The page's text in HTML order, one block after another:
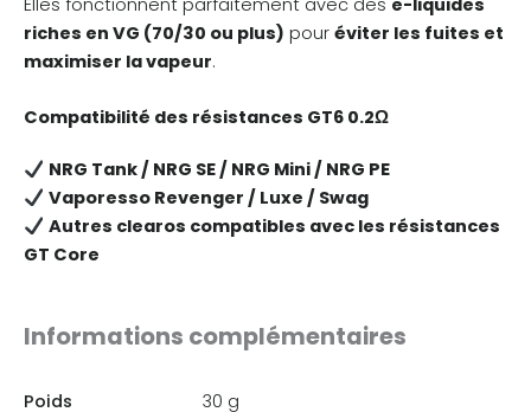
riches en VG (70/30 ou plus) pour éviter les fuites et
maximiser la vapeur.
Compatibilité des résistances GT6 0.2Ω
NRG Tank / NRG SE / NRG Mini / NRG PE
Vaporesso Revenger / Luxe / Swag
Autres clearos compatibles avec les résistances
GT Core
Informations complémentaires
Poids 30 g